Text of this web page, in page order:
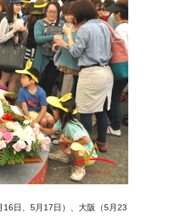
日、5月17日）、大阪（5月23